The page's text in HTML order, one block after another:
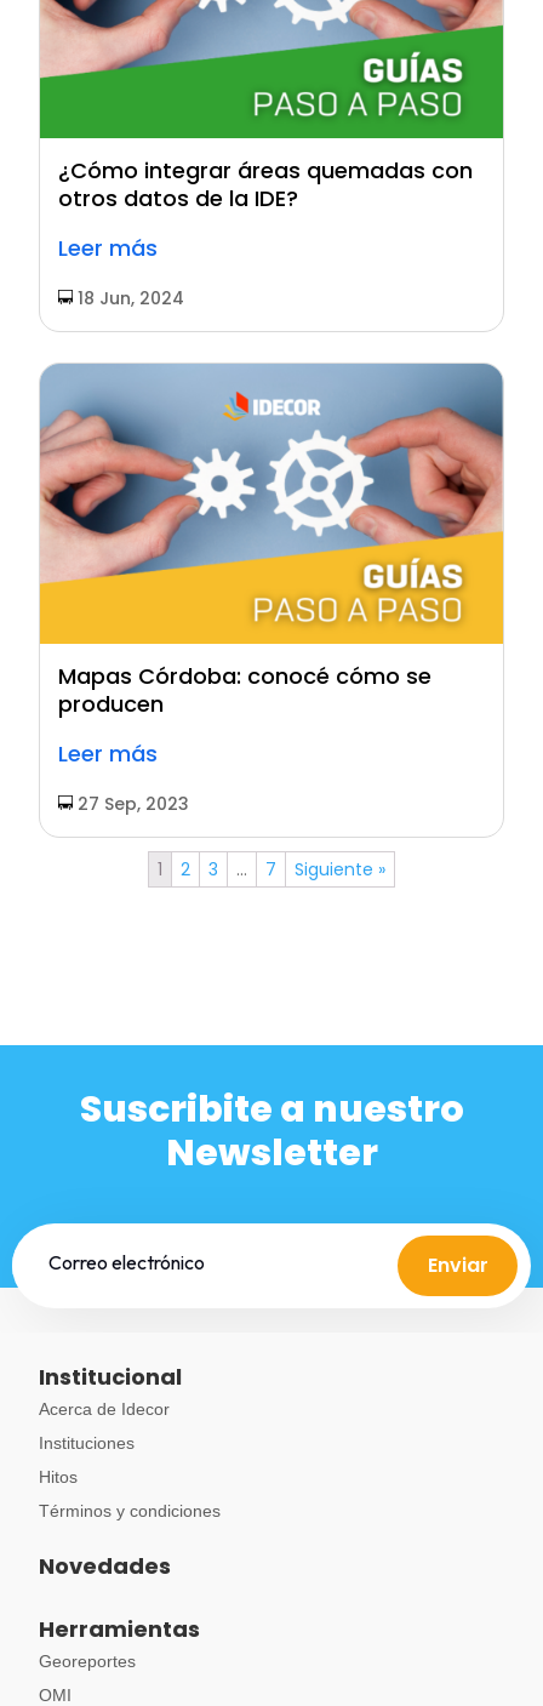
¿Cómo integrar áreas quemadas con
otros datos de la IDE?
Leer más
18 Jun, 2024
Mapas Córdoba: conocé cómo se
producen
Leer más
27 Sep, 2023
1 2 3 … 7 Siguiente »
Suscribite a nuestro
Newsletter
Enviar
Institucional
Acerca de Idecor
Instituciones
Hitos
Términos y condiciones
Novedades
Herramientas
Georeportes
OMI